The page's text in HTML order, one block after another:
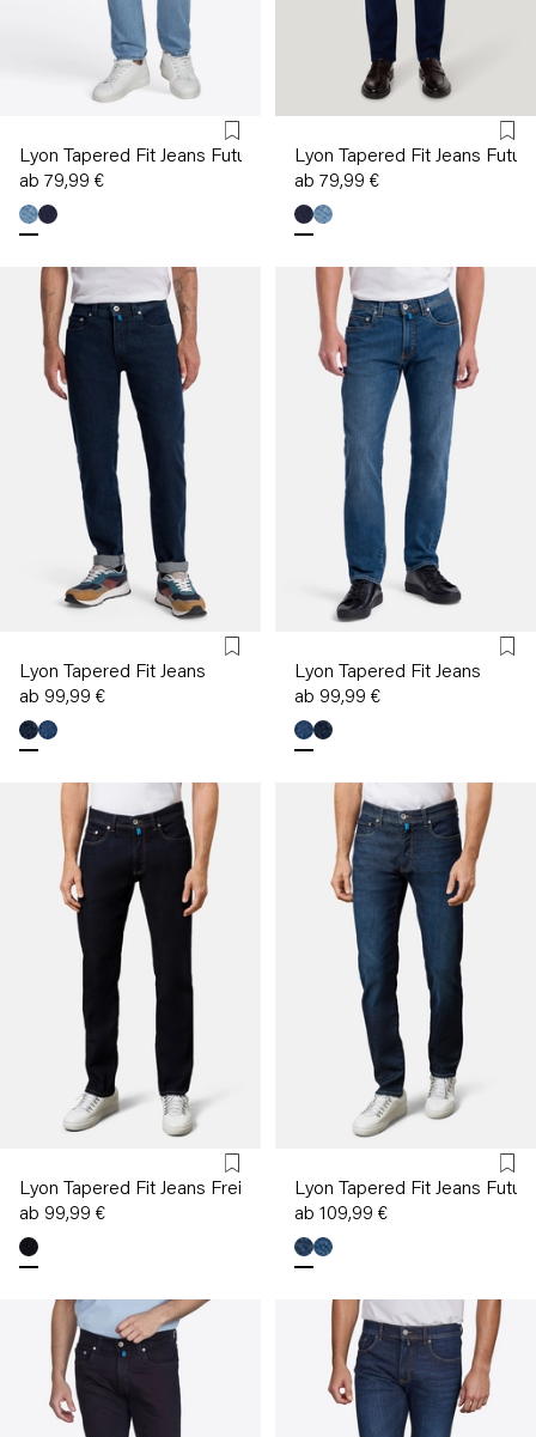
Lyon Tapered Fit Jeans Futureflex
ab 79,99 €
Lyon Tapered Fit Jeans
ab 79,99 €
Lyon Tapered Fit Jeans
ab 99,99 €
Lyon Tapered Fit Jeans
ab 99,99 €
Lyon Tapered Fit Jeans Freizeit-Look
ab 99,99 €
Lyon Tapered Fit Jeans
ab 109,99 €